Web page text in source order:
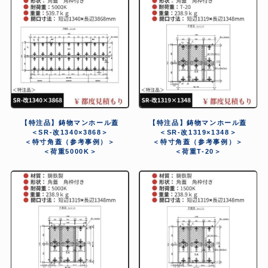
【特注品】鋳物マンホール蓋
＜SR-改1340×3868＞
＜特寸角蓋（参考事例）＞
＜荷重5000K＞
【特注品】鋳物マンホール蓋
＜SR-改1319×1348＞
＜特寸角蓋（参考事例）＞
＜荷重T-20＞